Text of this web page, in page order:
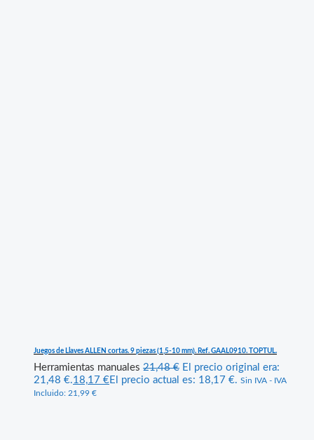
Juegos de Llaves ALLEN cortas. 9 piezas (1,5-10 mm). Ref. GAAL0910. TOPTUL.
Herramientas manuales 21,48€ El precio original era:
21,48 €.18,17 €El precio actual es: 18,17 €. Sin IVA - IVA
Incluido: 21,99 €